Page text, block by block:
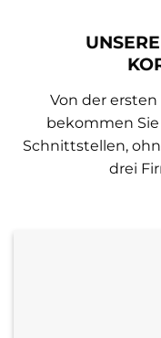
Von der
bekommen Sie
Schnittstellen,
drei